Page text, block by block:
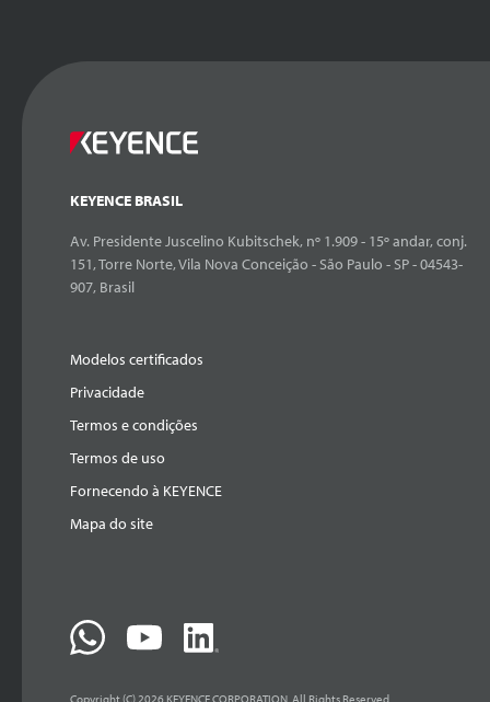
KEYENCE BRASIL
Av. Presidente Juscelino Kubitschek, nº 1.909 - 15º andar, conj.
151, Torre Norte, Vila Nova Conceição - São Paulo - SP - 04543-
907, Brasil
Modelos certificados
Privacidade
Termos e condições
Termos de uso
Fornecendo à KEYENCE
Mapa do site
Copyright (C) 2026 KEYENCE CORPORATION. All Rights Reserved.